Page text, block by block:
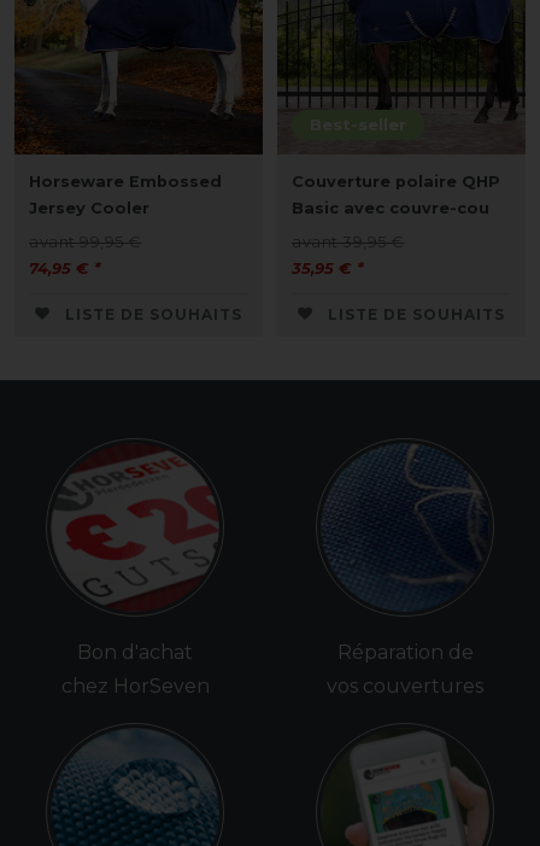
Horseware Embossed
Jersey Cooler
avant 99,95 €
74,95 € *
LISTE DE SOUHAITS
Best-seller
Couverture polaire QHP
Basic avec couvre-cou
avant 39,95 €
35,95 € *
LISTE DE SOUHAITS
Bon d'achat
chez HorSeven
Réparation de
vos couvertures